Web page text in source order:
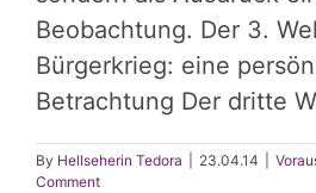
Beobachtung. Der 3.
Bürgerkrieg: eine
Betrachtung Der dritte
By Hellseherin Tedora 23.04.14
Comment